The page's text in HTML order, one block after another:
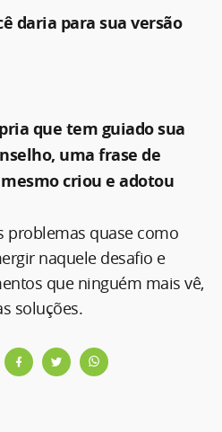
daria para sua versão
que tem guiado sua
uma frase de
criou e adotou
problemas quase como
naquele desafio e
que ninguém mais vê,
soluções.